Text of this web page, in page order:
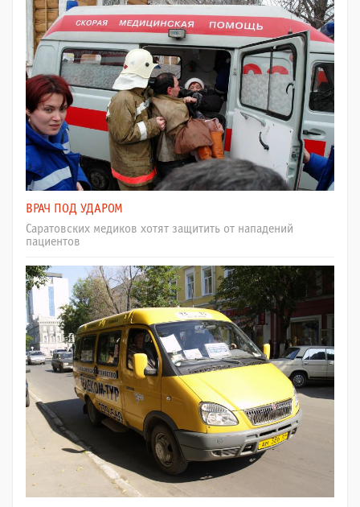
ВРАЧ ПОД УДАРОМ
Саратовских медиков хотят защитить от нападений
пациентов